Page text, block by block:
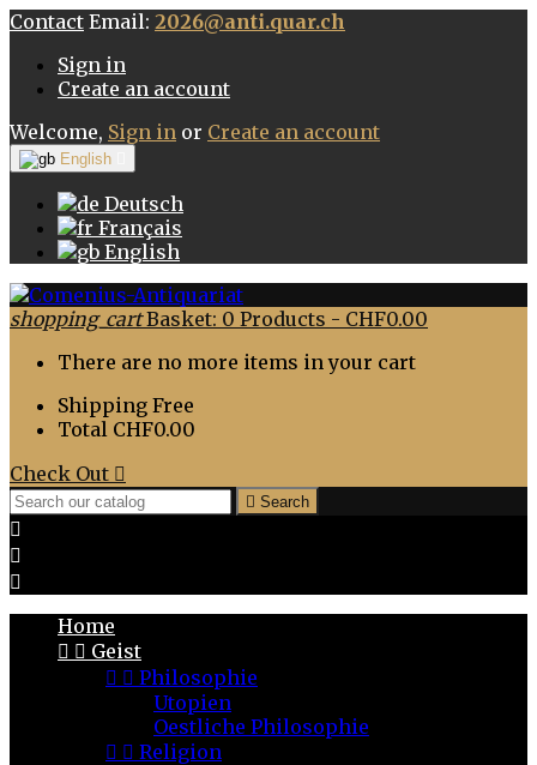
Contact Email: 2026@anti.quar.ch
Sign in
Create an account
Welcome, Sign in or Create an account
English
Deutsch
Français
English
shopping_cart Basket: 0 Products - CHF0.00
There are no more items in your cart
Shipping Free
Total CHF0.00
Check Out 
 Search



Home
  Geist
  Philosophie
Utopien
Oestliche Philosophie
  Religion